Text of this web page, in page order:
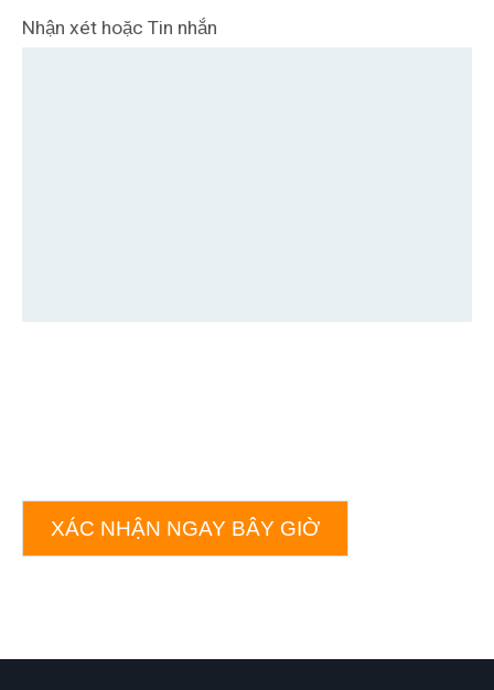
Nhận xét hoặc Tin nhắn
XÁC NHẬN NGAY BÂY GIỜ